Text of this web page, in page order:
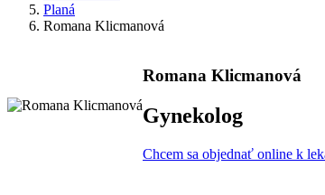
Planá
Romana Klicmanová
Romana Klicmanová
Gynekolog
Chcem sa objednať online k